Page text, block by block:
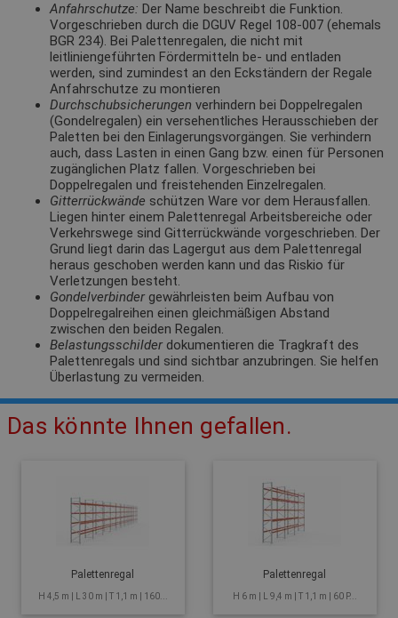
Anfahrschutze: Der Name beschreibt die Funktion.
Vorgeschrieben durch die DGUV Regel 108-007 (ehemals
BGR 234). Bei Palettenregalen, die nicht mit
leitliniengeführten Fördermitteln be- und entladen
werden, sind zumindest an den Eckständern der Regale
Anfahrschutze zu montieren
Durchschubsicherungen verhindern bei Doppelregalen
(Gondelregalen) ein versehentliches Herausschieben der
Paletten bei den Einlagerungsvorgängen. Sie verhindern
auch, dass Lasten in einen Gang bzw. einen für Personen
zugänglichen Platz fallen. Vorgeschrieben bei
Doppelregalen und freistehenden Einzelregalen.
Gitterrückwände schützen Ware vor dem Herausfallen.
Liegen hinter einem Palettenregal Arbeitsbereiche oder
Verkehrswege sind Gitterrückwände vorgeschrieben. Der
Grund liegt darin das Lagergut aus dem Palettenregal
heraus geschoben werden kann und das Riskio für
Verletzungen besteht.
Gondelverbinder gewährleisten beim Aufbau von
Doppelregalreihen einen gleichmäßigen Abstand
zwischen den beiden Regalen.
Belastungsschilder dokumentieren die Tragkraft des
Palettenregals und sind sichtbar anzubringen. Sie helfen
Überlastung zu vermeiden.
Das könnte Ihnen gefallen.
Palettenregal
H 4,5 m | L 30 m | T 1,1 m | 160...
Palettenregal
H 6 m | L 9,4 m | T 1,1 m | 60 P...